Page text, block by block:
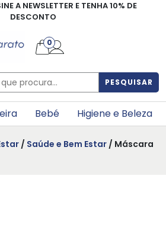
A NEWSLETTER E TENHA 10% DE
DESCONTO
PESQUISAR
0
Bebé Higiene e Beleza
/ Saúde e Bem Estar / Máscara